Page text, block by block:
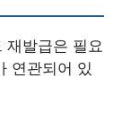
재발급은 필요
연관되어 있